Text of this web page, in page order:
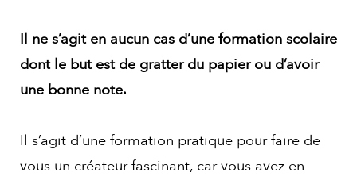
Il ne s’agit en aucun cas d’une formation scolaire
dont le but est de gratter du papier ou d’avoir
une bonne note.
Il s’agit d’une formation pratique pour faire de
vous un créateur fascinant, car vous avez en